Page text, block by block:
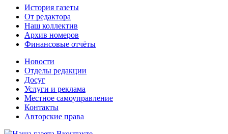
История газеты
От редактора
Наш коллектив
Архив номеров
Финансовые отчёты
Новости
Отделы редакции
Досуг
Услуги и реклама
Местное самоуправление
Контакты
Авторские права